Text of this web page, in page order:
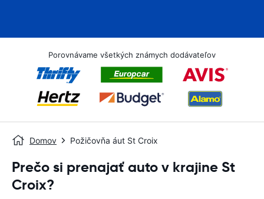
Porovnávame všetkých známych dodávateľov
Domov Požičovňa áut St Croix
Prečo si prenajať auto v krajine St
Croix?